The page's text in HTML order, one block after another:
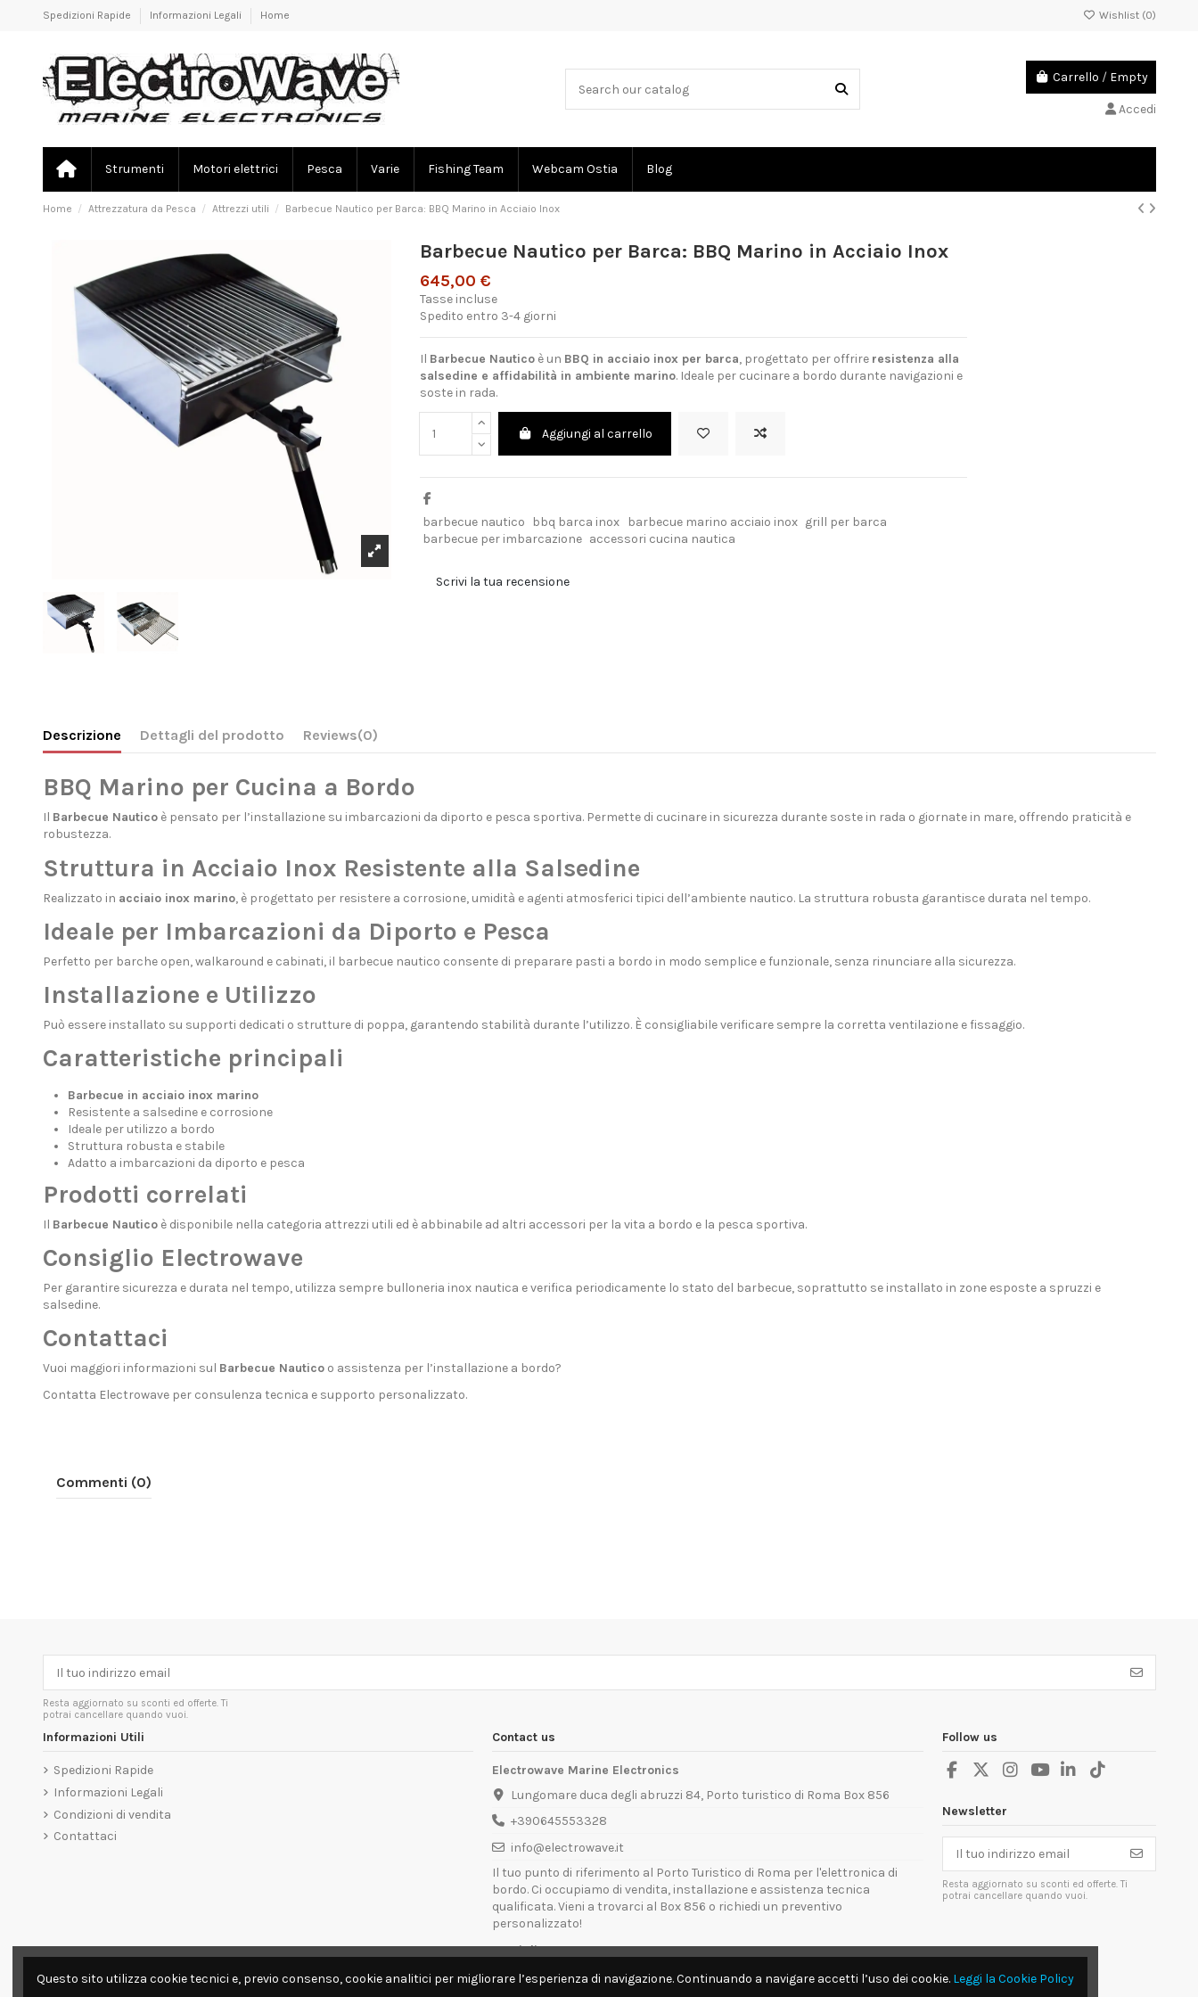
Spedizioni Rapide Informazioni Legali Home Wishlist (0)
Carrello / Empty
Accedi
Strumenti Motori elettrici Pesca Varie Fishing Team Webcam Ostia Blog
Home Attrezzatura da Pesca Attrezzi utili Barbecue Nautico per Barca: BBQ Marino in Acciaio Inox
Barbecue Nautico per Barca: BBQ Marino in Acciaio Inox
645,00 €
Tasse incluse
Spedito entro 3-4 giorni
Il Barbecue Nauticoè un BBQ in acciaio inox per barca, progettato per offrire resistenza alla
salsedine e affidabilità in ambiente marino. Ideale per cucinare a bordo durante navigazioni e
soste in rada.
Aggiungi al carrello
barbecue nautico bbq barca inox barbecue marino acciaio inox grill per barca
barbecue per imbarcazione accessori cucina nautica
Scrivi la tua recensione
Descrizione Dettagli del prodotto Reviews(0)
BBQ Marino per Cucina a Bordo
Il Barbecue Nauticoè pensato per l’installazione su imbarcazioni da diporto e pesca sportiva. Permette di cucinare in sicurezza durante soste in rada o giornate in mare, offrendo praticità e
robustezza.
Struttura in Acciaio Inox Resistente alla Salsedine
Realizzato in acciaio inox marino, è progettato per resistere a corrosione, umidità e agenti atmosferici tipici dell’ambiente nautico. La struttura robusta garantisce durata nel tempo.
Ideale per Imbarcazioni da Diporto e Pesca
Perfetto per barche open, walkaround e cabinati, il barbecue nautico consente di preparare pasti a bordo in modo semplice e funzionale, senza rinunciare alla sicurezza.
Installazione e Utilizzo
Può essere installato su supporti dedicati o strutture di poppa, garantendo stabilità durante l’utilizzo. È consigliabile verificare sempre la corretta ventilazione e fissaggio.
Caratteristiche principali
Barbecue in acciaio inox marino
Resistente a salsedine e corrosione
Ideale per utilizzo a bordo
Struttura robusta e stabile
Adatto a imbarcazioni da diporto e pesca
Prodotti correlati
Il Barbecue Nauticoè disponibile nella categoria attrezzi utili ed è abbinabile ad altri accessori per la vita a bordo e la pesca sportiva.
Consiglio Electrowave
Per garantire sicurezza e durata nel tempo, utilizza sempre bulloneria inox nautica e verifica periodicamente lo stato del barbecue, soprattutto se installato in zone esposte a spruzzi e
salsedine.
Contattaci
Vuoi maggiori informazioni sul Barbecue Nauticoo assistenza per l’installazione a bordo?
Contatta Electrowaveper consulenza tecnica e supporto personalizzato.
Commenti (0)
Resta aggiornato su sconti ed offerte. Ti
potrai cancellare quando vuoi.
Informazioni Utili
Spedizioni Rapide
Informazioni Legali
Condizioni di vendita
Contattaci
Contact us
Electrowave Marine Electronics
Lungomare duca degli abruzzi 84, Porto turistico di Roma Box 856
+390645553328
info@electrowave.it
Il tuo punto di riferimento al Porto Turistico di Roma per l'elettronica di
bordo. Ci occupiamo di vendita, installazione e assistenza tecnica
qualificata. Vieni a trovarci al Box 856 o richiedi un preventivo
personalizzato!
Orari di Apertura:
Lunedì - Venerdì: 09:00 - 13:00 / 14:00 - 18:00
Follow us
Newsletter
Resta aggiornato su sconti ed offerte. Ti
potrai cancellare quando vuoi.
Questo sito utilizza cookie tecnici e, previo consenso, cookie analitici per migliorare l’esperienza di navigazione. Continuando a navigare accetti l’uso dei cookie. Leggi la Cookie Policy